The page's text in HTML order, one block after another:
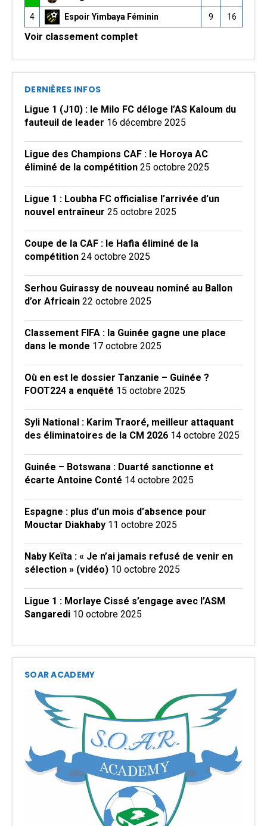
4 Espoir Yimbaya Féminin 9 16
Voir classement complet
DERNIÈRES INFOS
Ligue 1 (J10) : le Milo FC déloge l’AS Kaloum du
fauteuil de leader 16 décembre 2025
Ligue des Champions CAF : le Horoya AC
éliminé de la compétition 25 octobre 2025
Ligue 1 : Loubha FC officialise l’arrivée d’un
nouvel entraîneur 25 octobre 2025
Coupe de la CAF : le Hafia éliminé de la
compétition 24 octobre 2025
Serhou Guirassy de nouveau nominé au Ballon
d’or Africain 22 octobre 2025
Classement FIFA : la Guinée gagne une place
dans le monde 17 octobre 2025
Où en est le dossier Tanzanie – Guinée ?
FOOT224 a enquêté 15 octobre 2025
Syli National : Karim Traoré, meilleur attaquant
des éliminatoires de la CM 2026 14 octobre 2025
Guinée – Botswana : Duarté sanctionne et
écarte Antoine Conté 14 octobre 2025
Espagne : plus d’un mois d’absence pour
Mouctar Diakhaby 11 octobre 2025
Naby Keïta : « Je n’ai jamais refusé de venir en
sélection » (vidéo) 10 octobre 2025
Ligue 1 : Morlaye Cissé s’engage avec l’ASM
Sangaredi 10 octobre 2025
SOAR ACADEMY